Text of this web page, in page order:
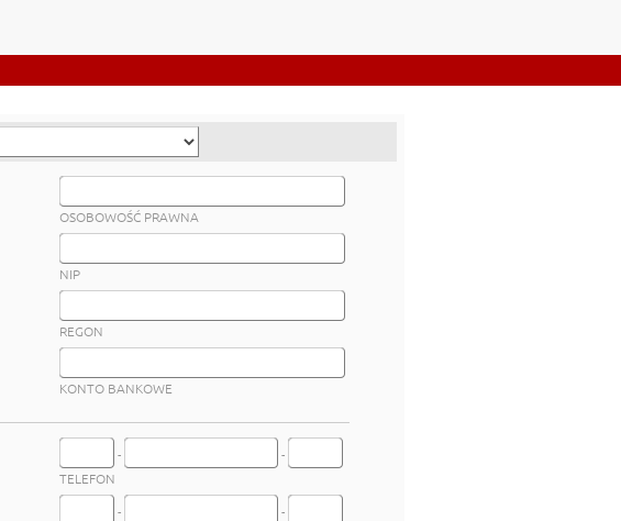
OSOBOWOŚĆ PRAWNA
NIP
REGON
KONTO BANKOWE
-
-
TELEFON
-
-